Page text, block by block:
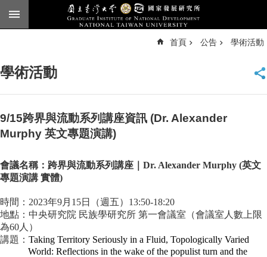
跳到主要內容區塊
臺
頁
English
告
所
簡
介
首頁 公告 學術活動
學術活動
9/15跨界與流動系列講座資訊 (Dr. Alexander
Murphy 英文專題演講)
會議名稱：跨界與流動系列講座｜ Dr. Alexander Murphy (英文
專題演講 實體)
時間： 2023年9月 15日（週五） 13:50-18:20
地點：中央研究院 民族學研究所 第一會議室（會議室人數上限
為60 人）
講題： Taking Territory Seriously in a Fluid, Topologically Varied
World: Reflections in the wake of the populist turn and the